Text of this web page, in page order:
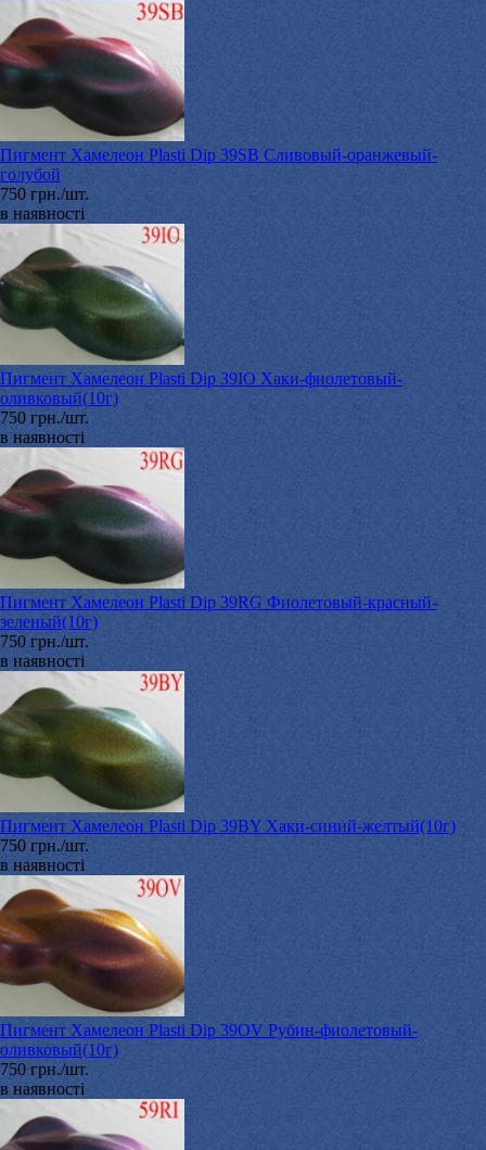
Пигмент Хамелеон Plasti Dip 39SB Сливовый-оранжевый-
голубой
750 грн./шт.
в наявності
Пигмент Хамелеон Plasti Dip 39IO Хаки-фиолетовый-
оливковый(10г)
750 грн./шт.
в наявності
Пигмент Хамелеон Plasti Dip 39RG Фиолетовый-красный-
зеленый(10г)
750 грн./шт.
в наявності
Пигмент Хамелеон Plasti Dip 39BY Хаки-синий-желтый(10г)
750 грн./шт.
в наявності
Пигмент Хамелеон Plasti Dip 39OV Рубин-фиолетовый-
оливковый(10г)
750 грн./шт.
в наявності